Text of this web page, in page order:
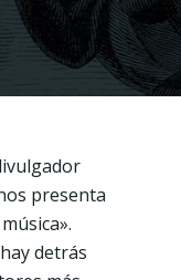
presenta
detrás